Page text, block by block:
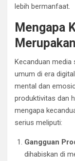
lebih bermanfaat.
Mengapa
Kecanduan media
umum di era
mental dan
produktivitas dan
mengapa
serius meliputi:
Gangguan
dihabiskan di